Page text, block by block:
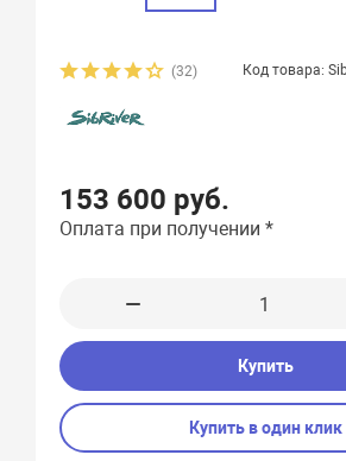
(32) Код товара:
153 600 руб.
Оплата при получении *
Купить
Купить в один клик